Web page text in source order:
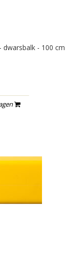
dwarsbalk - 100 cm